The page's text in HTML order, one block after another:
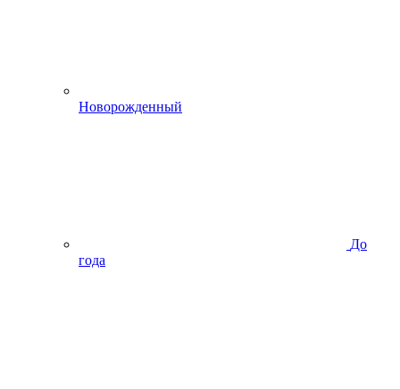
Новорожденный
До
года